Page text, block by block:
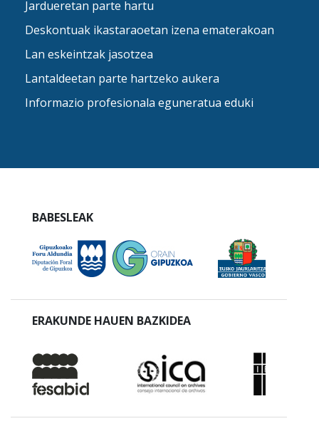
Jardueretan parte hartu
Deskontuak ikastaraoetan izena ematerakoan
Lan eskeintzak jasotzea
Lantaldeetan parte hartzeko aukera
Informazio profesionala eguneratua eduki
BABESLEAK
ERAKUNDE HAUEN BAZKIDEA